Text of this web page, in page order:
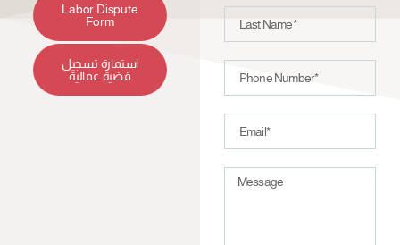
Labor Dispute
Form
استمارة تسجيل
قضية عمالية